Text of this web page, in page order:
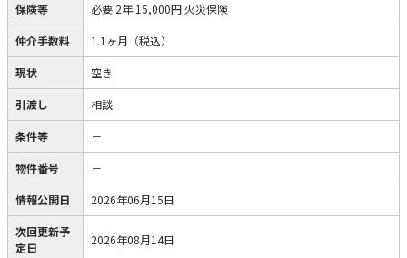
保険等 必要 2年 15,000円 火災保険
仲介手数料 1.1ヶ月（税込）
現状 空き
引渡し 相談
条件等 －
物件番号 －
情報公開日 2026年06月15日
次回更新予
定日
2026年08月14日